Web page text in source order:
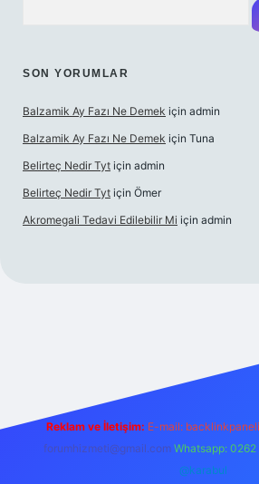
SON YORUMLAR
Balzamik Ay Fazı Ne Demek için admin
Balzamik Ay Fazı Ne Demek için Tuna
Belirteç Nedir Tyt için admin
Belirteç Nedir Tyt için Ömer
Akromegali Tedavi Edilebilir Mi için admin
Reklam ve İletişim: E-mail:
forumhizmeti@gmail.com Whatsapp:
@karabul